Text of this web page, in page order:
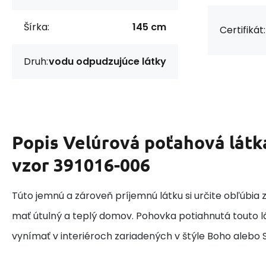
Šírka: 145 cm
Druh:vodu odpudzujúce látky
Certifikát:
Popis Velúrová poťahová
vzor 391016-006
Túto jemnú a zároveň príjemnú látku si určite obľúbia
mať útulný a teplý domov. Pohovka potiahnutá touto
vynímať v interiéroch zariadených v štýle Boho alebo